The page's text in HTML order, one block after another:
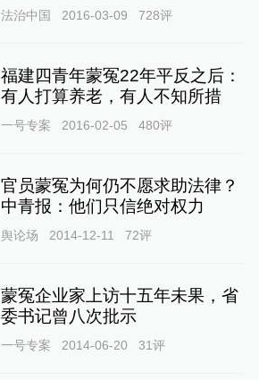
法治中国 2016-03-09 728评
福建四青年蒙冤22年平反之后：
有人打算养老，有人不知所措
一号专案 2016-02-05 480评
官员蒙冤为何仍不愿求助法律？
中青报：他们只信绝对权力
舆论场 2014-12-11 72评
蒙冤企业家上访十五年未果，省
委书记曾八次批示
一号专案 2014-06-20 31评